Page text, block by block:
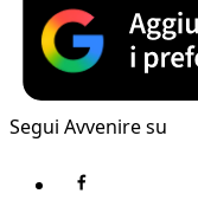
Segui Avvenire su